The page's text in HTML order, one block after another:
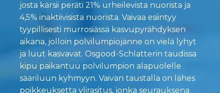
josta kärsii peräti 21% urheilevista nuorista ja
4,5% inaktiivisista nuorista. Vaivaa esiintyy
tyypillisesti murrosiässä kasvupyrähdyksen
aikana, jolloin polvilumpiojänne on vielä lyhyt
ja luut kasvavat. Osgood-Schlatterin taudissa
kipu paikantuu polvilumpion alapuolelle
sääriluun kyhmyyn. Vaivan taustalla on lähes
poikkeuksetta ylirasitus, jonka seurauksena